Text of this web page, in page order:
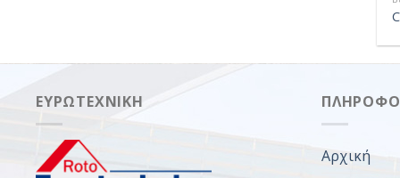
ΕΥΡΩΤΕΧΝΙΚΉ
Αρχική